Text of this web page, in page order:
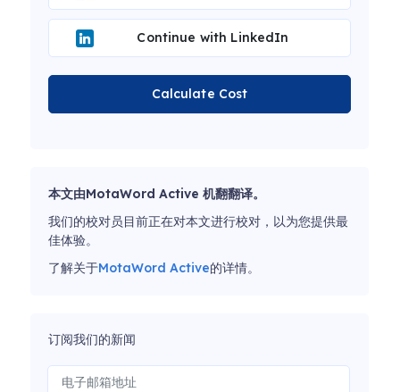
Continue with LinkedIn
Calculate Cost
本文由MotaWord Active 机翻翻译。
我们的校对员目前正在对本文进行校对，以为您提供最
佳体验。
了解关于MotaWord Active的详情。
订阅我们的新闻